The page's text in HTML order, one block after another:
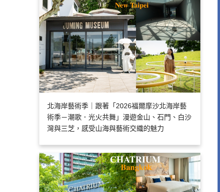
北海岸藝術季｜跟著「2026福爾摩沙北海岸藝
術季－潮歌．光火共舞」漫遊金山、石門、白沙
灣與三芝，感受山海與藝術交織的魅力